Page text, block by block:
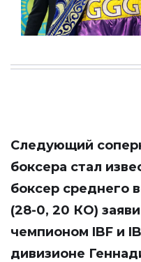
Следующий
боксера стал
боксер среднего
(28-0, 20 КО)
чемпионом IBF и
дивизионе